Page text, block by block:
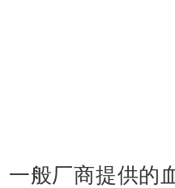
一般厂商提供